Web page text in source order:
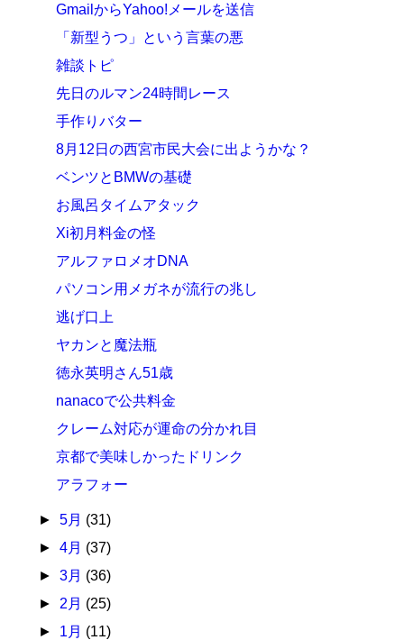
GmailからYahoo!メールを送信
「新型うつ」という言葉の悪
雑談トピ
先日のルマン24時間レース
手作りバター
8月12日の西宮市民大会に出ようかな？
ベンツとBMWの基礎
お風呂タイムアタック
Xi初月料金の怪
アルファロメオDNA
パソコン用メガネが流行の兆し
逃げ口上
ヤカンと魔法瓶
徳永英明さん51歳
nanacoで公共料金
クレーム対応が運命の分かれ目
京都で美味しかったドリンク
アラフォー
► 5月 (31)
► 4月 (37)
► 3月 (36)
► 2月 (25)
► 1月 (11)